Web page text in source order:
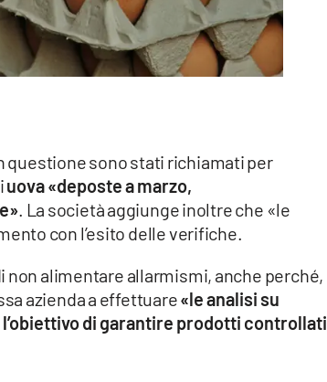
questione sono stati richiamati per
uova «deposte a marzo,
. La società aggiunge inoltre che «le
con l’esito delle verifiche.
non alimentare allarmismi, anche perché,
azienda a effettuare«le analisi su
di garantire prodotti controllati